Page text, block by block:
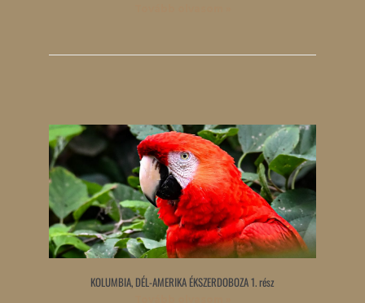
KOLUMBIA, DÉL-AMERIKA ÉKSZERDOBOZA 1. rész